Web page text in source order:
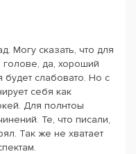
Могу сказать, что для
голове, да, хороший
будет слабовато. Но с
себя как
Для полнтоы
Те, что писали,
Так же не хватает